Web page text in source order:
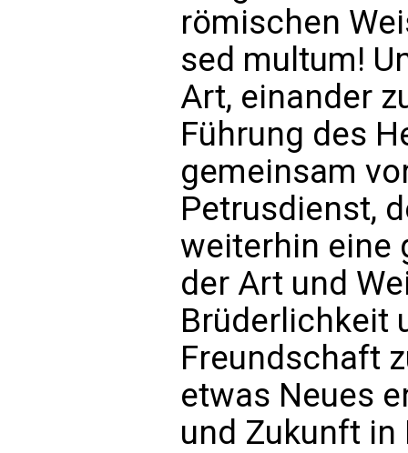
römischen
sed multum!
Art, einander
Führung des
gemeinsam
Petrusdienst,
weiterhin eine
der Art und
Brüderlichkeit
Freundschaft
etwas Neues
und Zukunft in